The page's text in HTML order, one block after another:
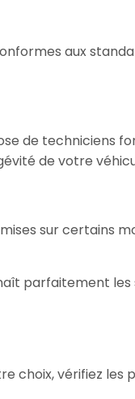
aux
de techniciens
de votre
sur certains
parfaitement les
choix, vérifiez les